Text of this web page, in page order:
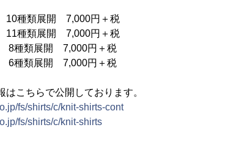
類展開 7,000円＋税
種類展開 7,000円＋税
種類展開 7,000円＋税
6種類展開 7,000円＋税
こちらで公開しております。
fs/shirts/c/knit-shirts-cont
fs/shirts/c/knit-shirts